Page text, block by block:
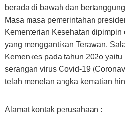
berada di bawah dan
Masa masa pemerintahan
Kementerian Kesehatan
yang menggantikan Terawan.
Kemenkes pada tahun 202o
serangan virus Covid-19
telah menelan angka kematian
Alamat kontak perusahaan :